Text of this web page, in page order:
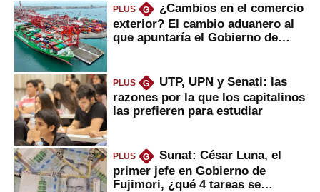
PLUS G
¿Cambios en el comercio
exterior? El cambio aduanero al
que apuntaría el Gobierno de
PLUS G
UTP, UPN y Senati: las
razones por la que los capitalinos
las prefieren para estudiar
PLUS G
Sunat: César Luna, el
primer jefe en Gobierno de
Fujimori, ¿qué 4 tareas se